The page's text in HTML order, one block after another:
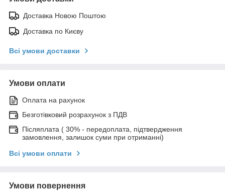
Доставка Новою Поштою
Доставка по Києву
Всі умови доставки
Умови оплати
Оплата на рахунок
Безготівковий розрахунок з ПДВ
Післяплата ( 30% - передоплата, підтвердження
замовлення, залишок суми при отриманні)
Всі умови оплати
Умови повернення